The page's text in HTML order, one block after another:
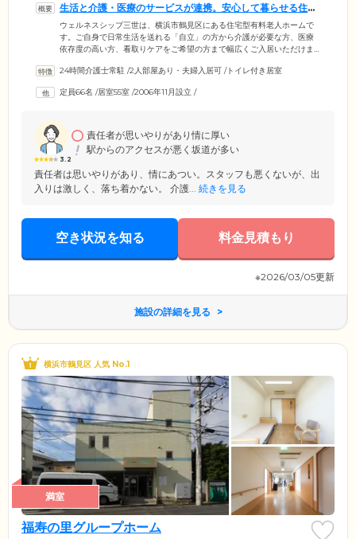
生活と介護・医療のサービスが連携。安心して暮らせる住ま
いです
ウェルネスシップ三世は、横浜市鶴見区にある住宅型有料老人ホームで
す。ご自身で日常生活を送れる「自立」の方から介護が必要な方、医療
依存度の高い方、看取りケアをご希望の方まで幅広くご入居いただけま
ご利用が可能なほか、佐々木病院グループが運営する強みをいかし、医
ているため、ご入居者様の健康状態を常に把握できます。緊急時も連携
ご提供します。
24時間介護士常駐 /2人部屋あり・夫婦入居可 /トイレ付き居室
定員66名 /居室55室 /2006年11月設立 /
3.2
責任者が思いやりがあり情に厚い
駅からのアクセスが悪く坂道が多い
責任者は思いやりがあり、情にあつい。スタッフも悪くないが、出
入りは激しく、落ち着かない。 介護... 続きを見る
空き状況を知る 料金見積もり
※2026/03/05更新
施設の詳細を見る
横浜市鶴見区 人気 No.1
満室
福寿の里グループホーム